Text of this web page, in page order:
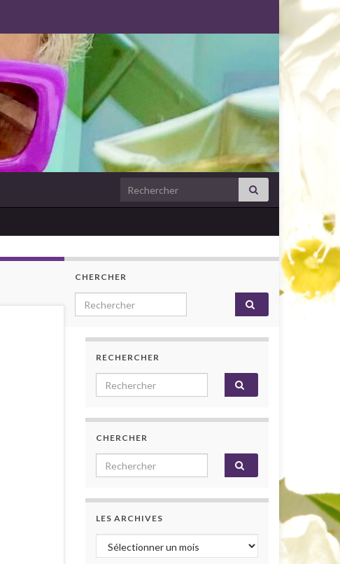
Search for:
CHERCHER
Search for:
RECHERCHER
Search for:
CHERCHER
Search for:
LES ARCHIVES
Les archives